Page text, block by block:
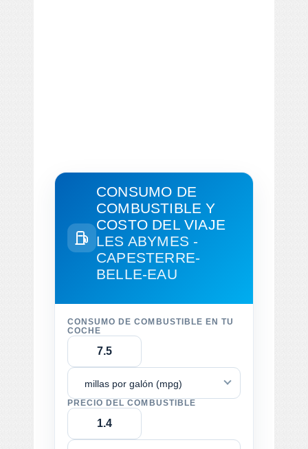
CONSUMO DE
COMBUSTIBLE Y
COSTO DEL VIAJE
LES ABYMES -
CAPESTERRE-
BELLE-EAU
CONSUMO DE COMBUSTIBLE EN TU
COCHE
millas por galón (mpg)
PRECIO DEL COMBUSTIBLE